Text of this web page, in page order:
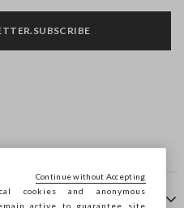
cookies and anonymous
active to guarantee site
Continue without Accepting